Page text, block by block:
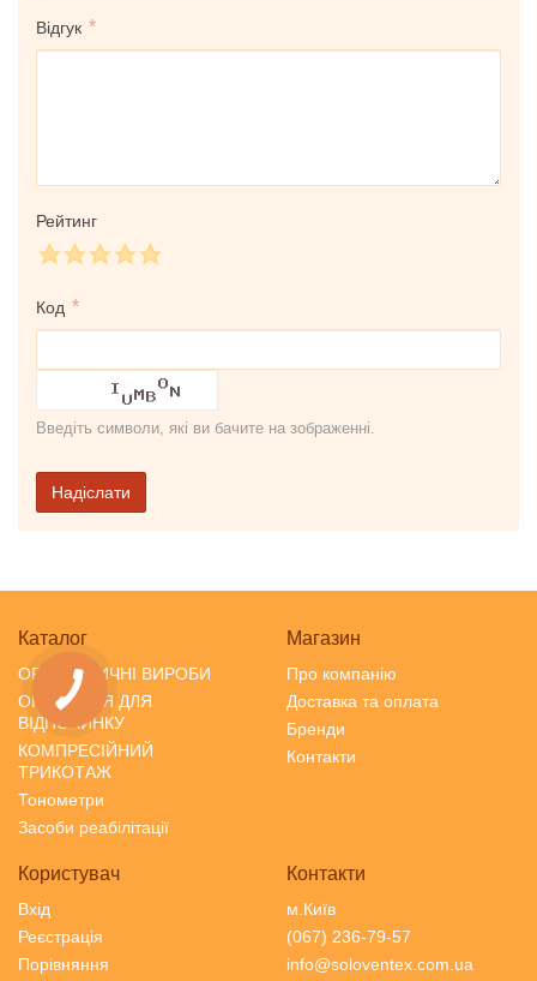
Відгук
Рейтинг
Код
Введіть символи, які ви бачите на зображенні.
Надіслати
Каталог
ОРТОПЕДИЧНІ ВИРОБИ
ОРТОПЕДІЯ ДЛЯ
ВІДПОЧИНКУ
КОМПРЕСІЙНИЙ
ТРИКОТАЖ
Тонометри
Засоби реабілітації
Магазин
Про компанію
Доставка та оплата
Бренди
Контакти
Користувач
Вхід
Реєстрація
Порівняння
Контакти
м.Київ
(067) 236-79-57
info@soloventex.com.ua